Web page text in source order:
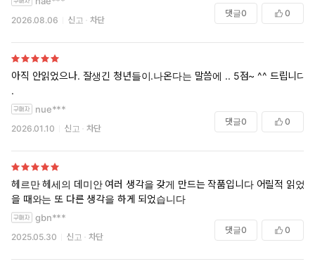
2026.08.06 신고 차단
댓글0 0
아직 안읽었으나. 잘생긴 청년들이.나온다는 말씀에 .. 5점~ ^^ 드립니다
.
nue***
2026.01.10 신고 차단
댓글0 0
헤르만 헤세의 데미안 여러 생각을 갖게 만드는 작품입니다 어릴적 읽었
을 때와는 또 다른 생각을 하게 되었습니다
gbn***
2025.05.30 신고 차단
댓글0 0